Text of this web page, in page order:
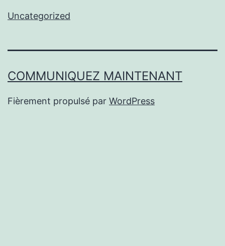
Uncategorized
COMMUNIQUEZ MAINTENANT
Fièrement propulsé par WordPress